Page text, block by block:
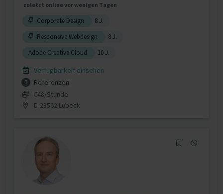
zuletzt online vor wenigen Tagen
Corporate Design
8 J.
Responsive Webdesign
8 J.
Adobe Creative Cloud
10 J.
Verfügbarkeit einsehen
7
Referenzen
€48/Stunde
D-23562 Lübeck